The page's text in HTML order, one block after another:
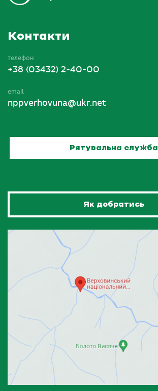
Контакти
телефон
+38 (03432) 2-40-00
email
nppverhovuna@ukr.net
Рятувальна служба
Як добратись